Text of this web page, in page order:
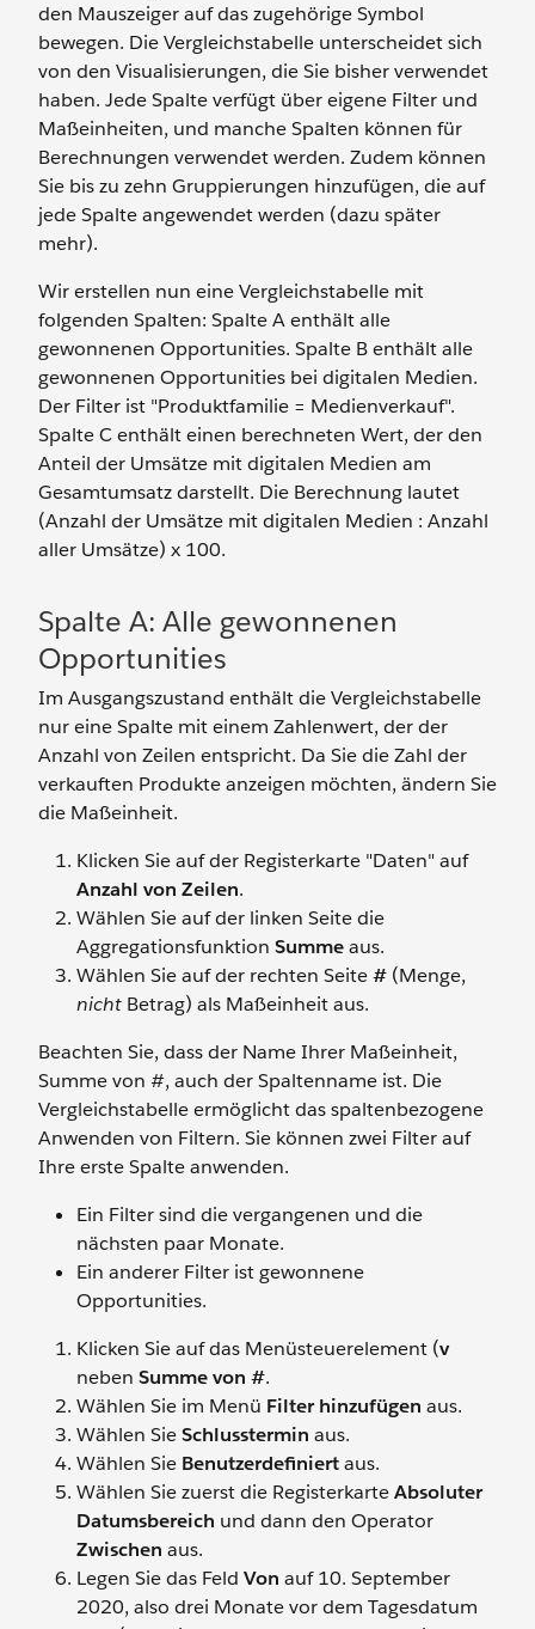
den Mauszeiger auf das zugehörige Symbol
bewegen. Die Vergleichstabelle unterscheidet sich
von den Visualisierungen, die Sie bisher verwendet
haben. Jede Spalte verfügt über eigene Filter und
Maßeinheiten, und manche Spalten können für
Berechnungen verwendet werden. Zudem können
Sie bis zu zehn Gruppierungen hinzufügen, die auf
jede Spalte angewendet werden (dazu später
mehr).
Wir erstellen nun eine Vergleichstabelle mit
folgenden Spalten: Spalte A enthält alle
gewonnenen Opportunities. Spalte B enthält alle
gewonnenen Opportunities bei digitalen Medien.
Der Filter ist "Produktfamilie = Medienverkauf".
Spalte C enthält einen berechneten Wert, der den
Anteil der Umsätze mit digitalen Medien am
Gesamtumsatz darstellt. Die Berechnung lautet
(Anzahl der Umsätze mit digitalen Medien : Anzahl
aller Umsätze) x 100.
Spalte A: Alle gewonnenen
Opportunities
Im Ausgangszustand enthält die Vergleichstabelle
nur eine Spalte mit einem Zahlenwert, der der
Anzahl von Zeilen entspricht. Da Sie die Zahl der
verkauften Produkte anzeigen möchten, ändern Sie
die Maßeinheit.
Klicken Sie auf der Registerkarte "Daten" auf
Anzahl von Zeilen.
Wählen Sie auf der linken Seite die
Aggregationsfunktion Summeaus.
Wählen Sie auf der rechten Seite# (Menge,
nicht Betrag) als Maßeinheit aus.
Beachten Sie, dass der Name Ihrer Maßeinheit,
Summe von #, auch der Spaltenname ist. Die
Vergleichstabelle ermöglicht das spaltenbezogene
Anwenden von Filtern. Sie können zwei Filter auf
Ihre erste Spalte anwenden.
Ein Filter sind die vergangenen und die
nächsten paar Monate.
Ein anderer Filter ist gewonnene
Opportunities.
Klicken Sie auf das Menüsteuerelement (v
neben Summe von #.
Wählen Sie im Menü Filter hinzufügen aus.
Wählen SieSchlusstermin aus.
Wählen Sie Benutzerdefiniertaus.
Wählen Sie zuerst die RegisterkarteAbsoluter
Datumsbereich und dann den Operator
Zwischen aus.
Legen Sie das Feld Von auf 10. September
2020, also drei Monate vor dem Tagesdatum